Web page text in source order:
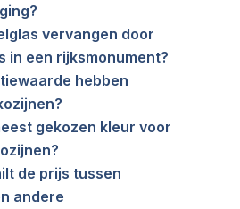
vervangen door
in een rijksmonument?
hebben
gekozen kleur voor
de prijs tussen
andere